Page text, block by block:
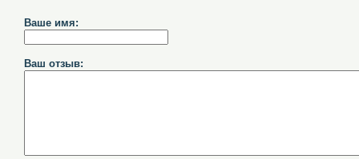
Ваше имя:
Ваш отзыв: